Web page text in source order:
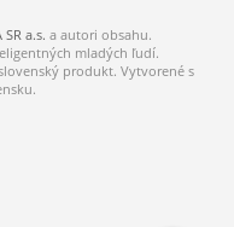
SR a.s. a autori obsahu.
mladých ľudí.
produkt. Vytvorené s